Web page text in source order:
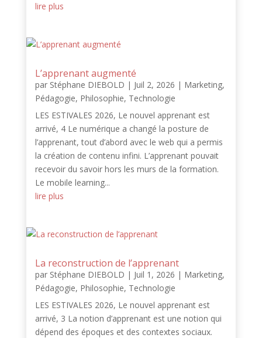
lire plus
L’apprenant augmenté
par Stéphane DIEBOLD | Juil 2, 2026 | Marketing,
Pédagogie, Philosophie, Technologie
LES ESTIVALES 2026, Le nouvel apprenant est
arrivé, 4 Le numérique a changé la posture de
l’apprenant, tout d’abord avec le web qui a permis
la création de contenu infini. L’apprenant pouvait
recevoir du savoir hors les murs de la formation.
Le mobile learning...
lire plus
La reconstruction de l’apprenant
par Stéphane DIEBOLD | Juil 1, 2026 | Marketing,
Pédagogie, Philosophie, Technologie
LES ESTIVALES 2026, Le nouvel apprenant est
arrivé, 3 La notion d’apprenant est une notion qui
dépend des époques et des contextes sociaux.